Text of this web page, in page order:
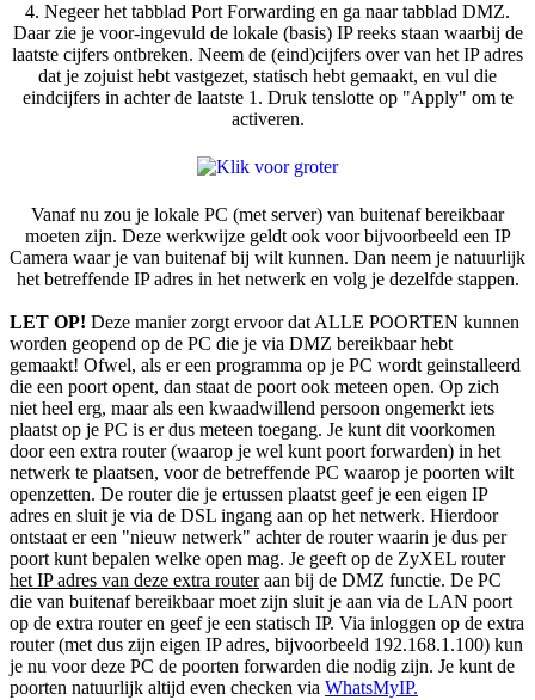
4. Negeer het tabblad Port Forwarding en ga naar tabblad DMZ.
Daar zie je voor-ingevuld de lokale (basis) IP reeks staan waarbij de
laatste cijfers ontbreken. Neem de (eind)cijfers over van het IP adres
dat je zojuist hebt vastgezet, statisch hebt gemaakt, en vul die
eindcijfers in achter de laatste 1. Druk tenslotte op "Apply" om te
activeren.
Vanaf nu zou je lokale PC (met server) van buitenaf bereikbaar
moeten zijn. Deze werkwijze geldt ook voor bijvoorbeeld een IP
Camera waar je van buitenaf bij wilt kunnen. Dan neem je natuurlijk
het betreffende IP adres in het netwerk en volg je dezelfde stappen.
LET OP! Deze manier zorgt ervoor dat ALLE POORTEN kunnen
worden geopend op de PC die je via DMZ bereikbaar hebt
gemaakt! Ofwel, als er een programma op je PC wordt geinstalleerd
die een poort opent, dan staat de poort ook meteen open. Op zich
niet heel erg, maar als een kwaadwillend persoon ongemerkt iets
plaatst op je PC is er dus meteen toegang. Je kunt dit voorkomen
door een extra router (waarop je wel kunt poort forwarden) in het
netwerk te plaatsen, voor de betreffende PC waarop je poorten wilt
openzetten. De router die je ertussen plaatst geef je een eigen IP
adres en sluit je via de DSL ingang aan op het netwerk. Hierdoor
ontstaat er een "nieuw netwerk" achter de router waarin je dus per
poort kunt bepalen welke open mag. Je geeft op de ZyXEL router
het IP adres van deze extra routeraan bij de DMZ functie. De PC
die van buitenaf bereikbaar moet zijn sluit je aan via de LAN poort
op de extra router en geef je een statisch IP. Via inloggen op de extra
router (met dus zijn eigen IP adres, bijvoorbeeld 192.168.1.100) kun
je nu voor deze PC de poorten forwarden die nodig zijn. Je kunt de
poorten natuurlijk altijd even checken via WhatsMyIP.